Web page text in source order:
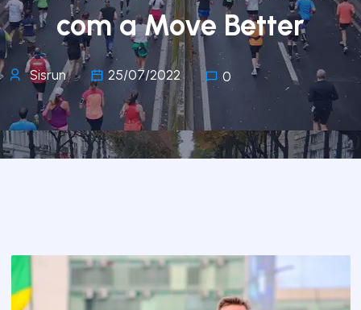
com a Move Better
Sisrun 25/07/2022 0